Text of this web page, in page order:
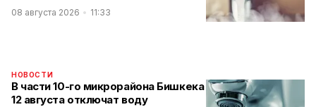
08 августа 2026 11:33
НОВОСТИ
В части 10-го микрорайона Бишкека
12 августа отключат воду